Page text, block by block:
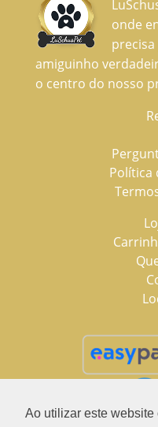
Ao utilizar este
onde
amiguinho
o centro do nosso
Política